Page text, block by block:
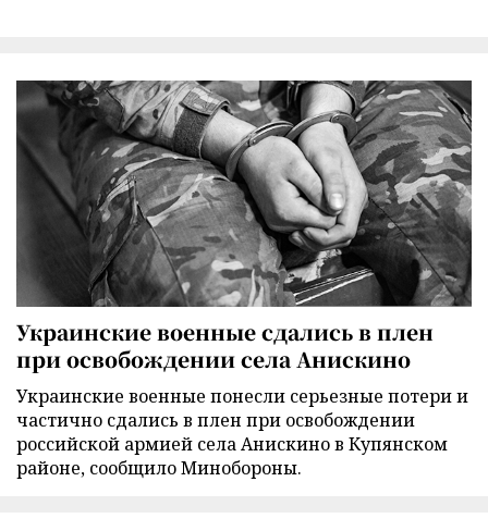
Украинские военные сдались в плен
при освобождении села Анискино
Украинские военные понесли серьезные потери и
частично сдались в плен при освобождении
российской армией села Анискино в Купянском
районе, сообщило Минобороны.